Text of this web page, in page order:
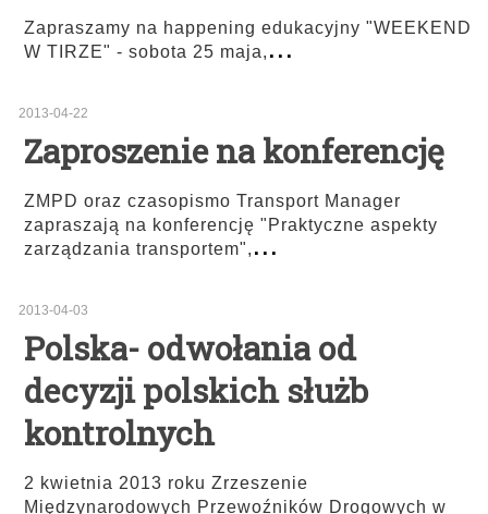
Zapraszamy na happening edukacyjny "WEEKEND
W TIRZE" - sobota 25 maja,...
2013-04-22
Zaproszenie na konferencję
ZMPD oraz czasopismo Transport Manager
zapraszają na konferencję "Praktyczne aspekty
zarządzania transportem", ...
2013-04-03
Polska- odwołania od
decyzji polskich służb
kontrolnych
2 kwietnia 2013 roku Zrzeszenie
Międzynarodowych Przewoźników Drogowych w